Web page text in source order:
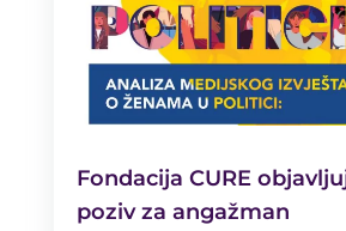
Fondacija CURE
poziv za angažman